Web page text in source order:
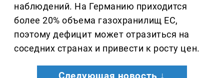
наблюдений. На Германию приходится
более 20% объема газохранилищ ЕС,
поэтому дефицит может отразиться на
соседних странах и привести к росту цен.